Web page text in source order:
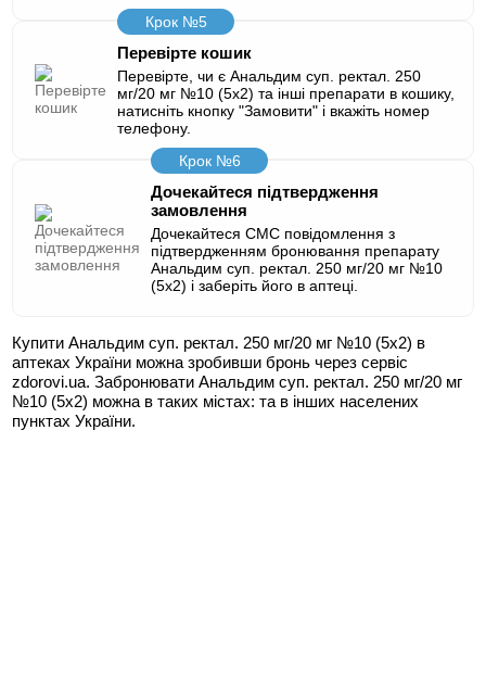
Крок №5
Перевірте кошик
Перевірте, чи є Анальдим суп. ректал. 250
мг/20 мг №10 (5х2) та інші препарати в кошику,
натисніть кнопку "Замовити" і вкажіть номер
телефону.
Крок №6
Дочекайтеся підтвердження
замовлення
Дочекайтеся СМС повідомлення з
підтвердженням бронювання препарату
Анальдим суп. ректал. 250 мг/20 мг №10
(5х2) і заберіть його в аптеці.
Купити Анальдим суп. ректал. 250 мг/20 мг №10 (5х2) в
аптеках України можна зробивши бронь через сервіс
zdorovi.ua. Забронювати Анальдим суп. ректал. 250 мг/20 мг
№10 (5х2) можна в таких містах:та в інших населених
пунктах України.